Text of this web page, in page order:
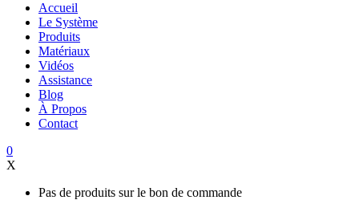
Accueil
Le Système
Produits
Matériaux
Vidéos
Assistance
Blog
À Propos
Contact
0
X
Pas de produits sur le bon de commande